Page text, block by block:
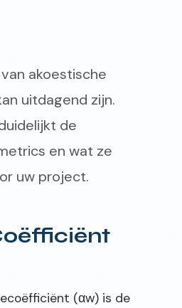
akoestische
uitdagend zijn.
de
en wat ze
uw project.
(αw) is de